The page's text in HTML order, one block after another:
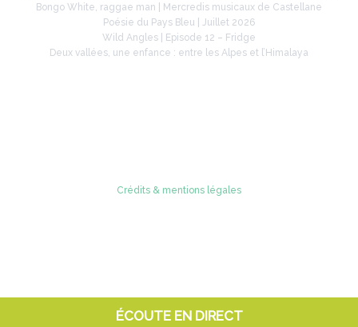
ÉCOUTE EN DIRECT
Bongo White, raggae man | Mercredis musicaux de Castellane
Poésie du Pays Bleu | Juillet 2026
Wild Angles | Episode 12 – Fridge
Deux vallées, une enfance : entre les Alpes et l’Himalaya
Crédits & mentions légales